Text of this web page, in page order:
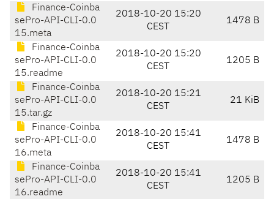
Finance-Coinba
sePro-API-CLI-0.0
15.meta
2018-10-20 15:20
CEST
1478 B
Finance-Coinba
sePro-API-CLI-0.0
15.readme
2018-10-20 15:20
CEST
1205 B
Finance-Coinba
sePro-API-CLI-0.0
15.tar.gz
2018-10-20 15:21
CEST
21 KiB
Finance-Coinba
sePro-API-CLI-0.0
16.meta
2018-10-20 15:41
CEST
1478 B
Finance-Coinba
sePro-API-CLI-0.0
16.readme
2018-10-20 15:41
CEST
1205 B